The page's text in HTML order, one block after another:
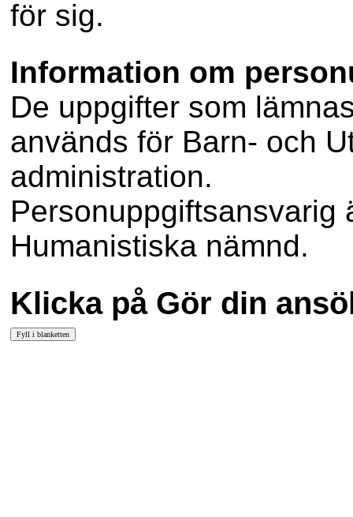
för sig.
Information om
De uppgifter som
används för Barn- och
administration.
Personuppgiftsansvarig
Humanistiska nämnd.
Klicka på Gör din